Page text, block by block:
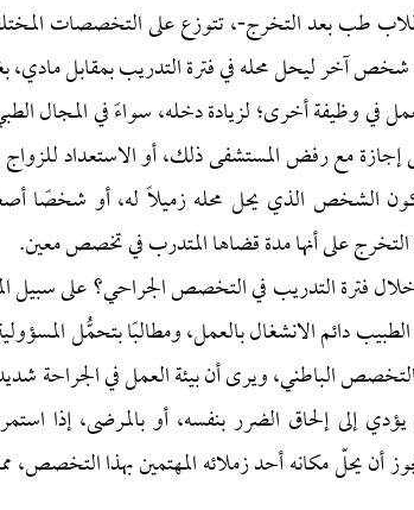
طب بعد التخرج-، تتوزع على التخصصات
ليحل محله في فترة التدريب بمقابل مادي،
في وظيفة أخرى؛ لزيادة دخله، سواءً في المجال
إجازة مع رفض المستشفى ذلك، أو الاستعداد
الشخص الذي يحل محله زميلًا له، أو شخصًا
على أنها مدة قضاها المتدرب في تخصص معين.
فترة التدريب في التخصص الجراحي؟ على سبيل
الطبيب دائم الانشغال بالعمل، ومطالبًا بتحمُّل
الباطني، ويرى أن بيئة العمل في الجراحة
إلى إلحاق الضرر بنفسه، أو بالمرضى، إذا
يحلّ مكانه أحد زملائه المهتمين بهذا التخصص،